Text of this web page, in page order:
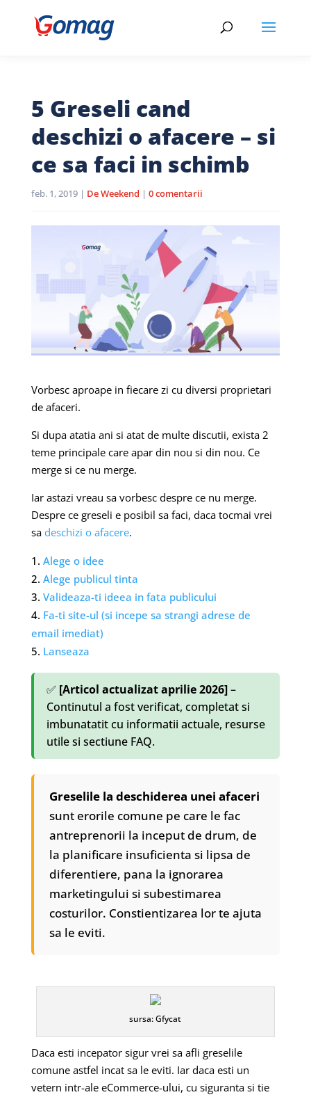
5 Greseli cand
deschizi o afacere – si
ce sa faci in schimb
feb. 1, 2019| De Weekend | 0 comentarii
Vorbesc aproape in fiecare zi cu diversi proprietari
de afaceri.
Si dupa atatia ani si atat de multe discutii, exista 2
teme principale care apar din nou si din nou. Ce
merge si ce nu merge.
Iar astazi vreau sa vorbesc despre ce nu merge.
Despre ce greseli e posibil sa faci, daca tocmai vrei
sa deschizi o afacere.
Alege o idee
Alege publicul tinta
Valideaza-ti ideea in fata publicului
Fa-ti site-ul (si incepe sa strangi adrese de
email imediat)
Lanseaza
✅ [Articol actualizat aprilie 2026]–
Continutul a fost verificat, completat si
imbunatatit cu informatii actuale, resurse
utile si sectiune FAQ.
Greselile la deschiderea unei afaceri
sunt erorile comune pe care le fac
antreprenorii la inceput de drum, de
la planificare insuficienta si lipsa de
diferentiere, pana la ignorarea
marketingului si subestimarea
costurilor. Constientizarea lor te ajuta
sa le eviti.
sursa: Gfycat
Daca esti incepator sigur vrei sa afli greselile
comune astfel incat sa le eviti. Iar daca esti un
vetern intr-ale eCommerce-ului, cu siguranta si tie